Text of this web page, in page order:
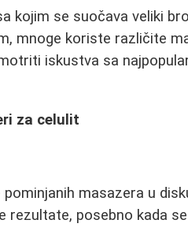
kojim se suočava veliki
mnoge koriste različite
iskustva sa
za celulit
masazera u
rezultate, posebno kada